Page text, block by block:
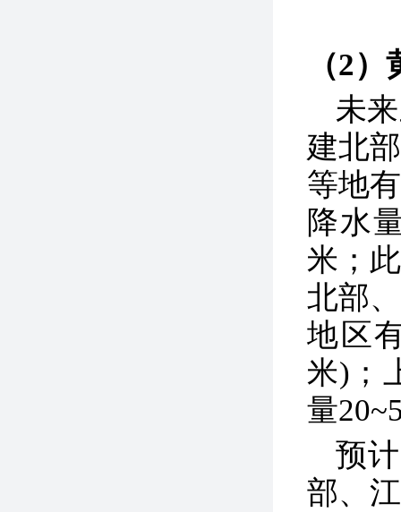
（2
未
建北
等地
降水
米；
北部
地区
米)；
量
预
部、